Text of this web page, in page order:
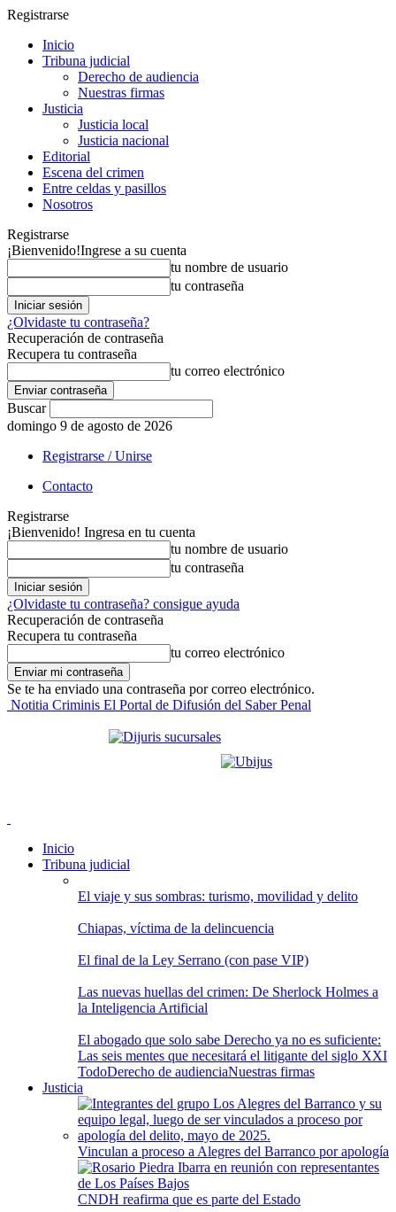
Registrarse
Inicio
Tribuna judicial
Derecho de audiencia
Nuestras firmas
Justicia
Justicia local
Justicia nacional
Editorial
Escena del crimen
Entre celdas y pasillos
Nosotros
Registrarse
¡Bienvenido!Ingrese a su cuenta
tu nombre de usuario
tu contraseña
¿Olvidaste tu contraseña?
Recuperación de contraseña
Recupera tu contraseña
tu correo electrónico
Buscar
domingo 9 de agosto de 2026
Registrarse / Unirse
Contacto
Registrarse
¡Bienvenido! Ingresa en tu cuenta
tu nombre de usuario
tu contraseña
¿Olvidaste tu contraseña? consigue ayuda
Recuperación de contraseña
Recupera tu contraseña
tu correo electrónico
Se te ha enviado una contraseña por correo electrónico.
Notitia Criminis El Portal de Difusión del Saber Penal
Inicio
Tribuna judicial
El viaje y sus sombras: turismo, movilidad y delito
Chiapas, víctima de la delincuencia
El final de la Ley Serrano (con pase VIP)
Las nuevas huellas del crimen: De Sherlock Holmes a
la Inteligencia Artificial
El abogado que solo sabe Derecho ya no es suficiente:
Las seis mentes que necesitará el litigante del siglo XXI
TodoDerecho de audienciaNuestras firmas
Justicia
Vinculan a proceso a Alegres del Barranco por apología
CNDH reafirma que es parte del Estado